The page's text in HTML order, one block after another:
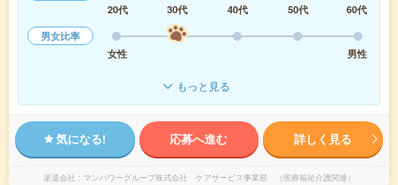
20代
30代 40代 50代
60代
男女比率
女性
男性
もっと見る
気になる! 応募へ進む 詳しく見る
派遣会社 マンパワーグループ株式会社 ケアサービス事業部 （医療福祉介護関連）